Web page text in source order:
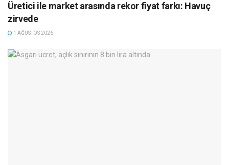
Üretici ile market arasında rekor fiyat farkı: Havuç
zirvede
1 AĞUSTOS 2026